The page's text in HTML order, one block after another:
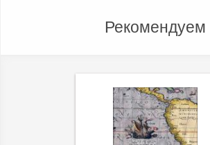
Рекомендуем